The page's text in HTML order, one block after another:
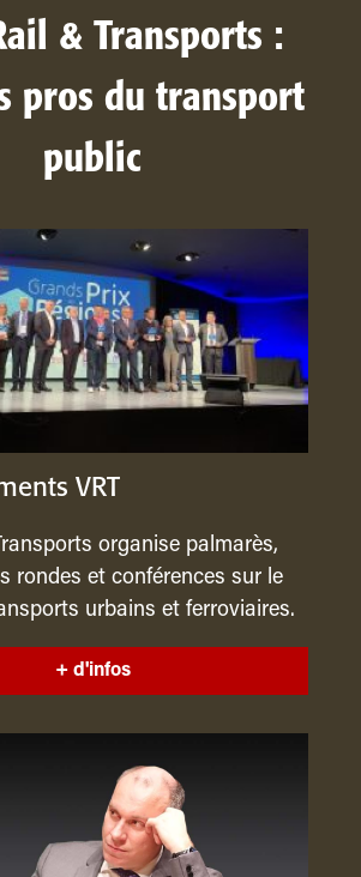
& Transports :
pros du transport
public
VRT
organise palmarès,
rondes et conférences sur le
urbains et ferroviaires.
+ d'infos